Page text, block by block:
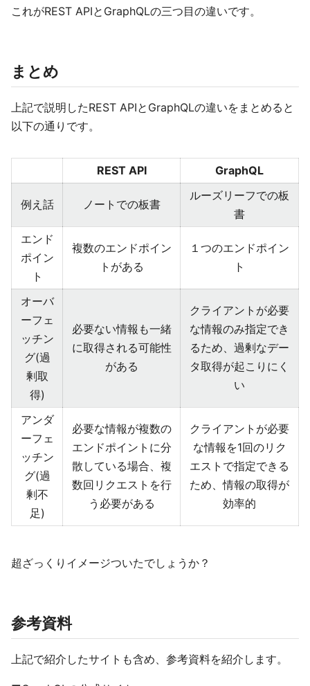
これがREST APIとGraphQLの三つ目の違いです。
まとめ
上記で説明したREST APIとGraphQLの違いをまとめると
以下の通りです。
REST API GraphQL
例え話 ノートでの板書
ルーズリーフでの板
書
エンド
ポイン
ト
複数のエンドポイン
トがある
１つのエンドポイン
ト
オーバ
ーフェ
ッチン
グ(過
剰取
得)
必要ない情報も一緒
に取得される可能性
がある
クライアントが必要
な情報のみ指定でき
るため、過剰なデー
タ取得が起こりにく
い
アンダ
ーフェ
ッチン
グ(過
剰不
足)
必要な情報が複数の
エンドポイントに分
散している場合、複
数回リクエストを行
う必要がある
クライアントが必要
な情報を1回のリク
エストで指定できる
ため、情報の取得が
効率的
超ざっくりイメージついたでしょうか？
参考資料
上記で紹介したサイトも含め、参考資料を紹介します。